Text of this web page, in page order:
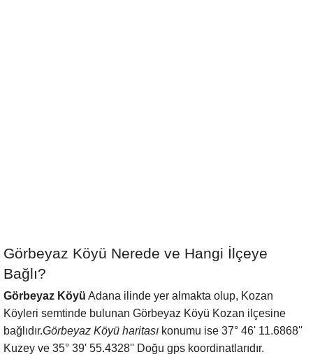
Görbeyaz Köyü Nerede ve Hangi İlçeye
Bağlı?
Görbeyaz Köyü Adana ilinde yer almakta olup, Kozan
Köyleri semtinde bulunan Görbeyaz Köyü Kozan ilçesine
bağlıdır.Görbeyaz Köyü haritası konumu ise 37° 46' 11.6868''
Kuzey ve 35° 39' 55.4328'' Doğu gps koordinatlarıdır.